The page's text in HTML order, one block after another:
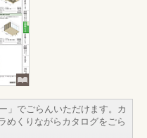
」でごらんいただけます。カ
めくりながらカタログをごら